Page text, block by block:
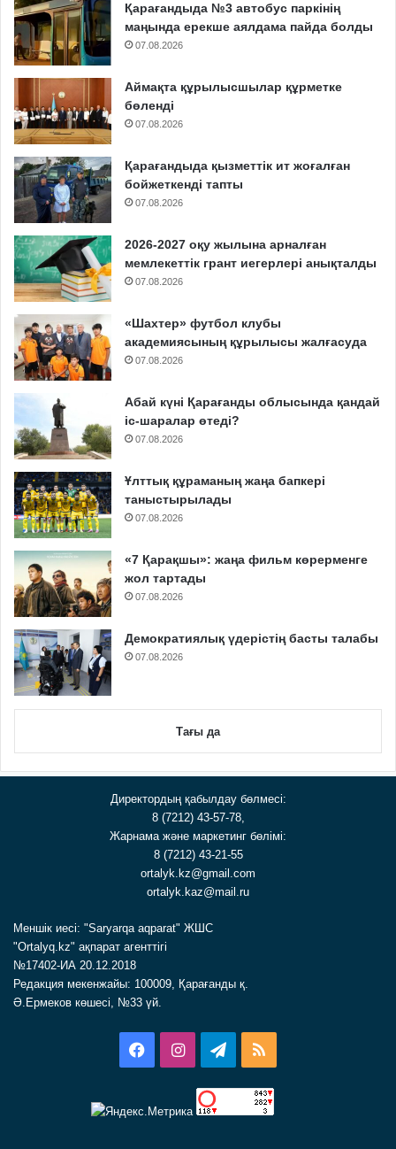
Қарағандыда №3 автобус паркінің
маңында ерекше аялдама пайда болды
07.08.2026
Аймақта құрылысшылар құрметке
бөленді
07.08.2026
Қарағандыда қызметтік ит жоғалған
бойжеткенді тапты
07.08.2026
2026-2027 оқу жылына арналған
мемлекеттік грант иегерлері анықталды
07.08.2026
«Шахтер» футбол клубы
академиясының құрылысы жалғасуда
07.08.2026
Абай күні Қарағанды облысында қандай
іс-шаралар өтеді?
07.08.2026
Ұлттық құраманың жаңа бапкері
таныстырылады
07.08.2026
«7 Қарақшы»: жаңа фильм көрерменге
жол тартады
07.08.2026
Демократиялық үдерістің басты талабы
07.08.2026
Тағы да
Директордың қабылдау бөлмесі:
8 (7212) 43-57-78,
Жарнама және маркетинг бөлімі:
8 (7212) 43-21-55
ortalyk.kz@gmail.com
ortalyk.kaz@mail.ru
Меншік иесі: "Saryarqa aqparat" ЖШС
"Ortalyq.kz" ақпарат агенттігі
№17402-ИА 20.12.2018
Редакция мекенжайы: 100009, Қарағанды қ.
Ә.Ермеков көшесі, №33 үй.
FacebookInstagramTelegram